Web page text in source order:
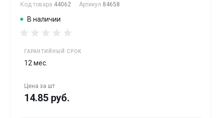
Код товара 44062 Артикул 84658
В наличии
ГАРАНТИЙНЫЙ СРОК
12 мес.
Цена за шт
14.85 руб.